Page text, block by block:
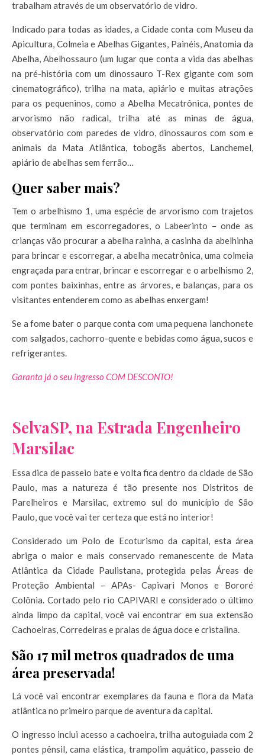
trabalham através de um observatório de vidro.
Indicado para todas as idades, a Cidade conta com Museu da
Apicultura, Colmeia e Abelhas Gigantes, Painéis, Anatomia da
Abelha, Abelhossauro (um lugar que conta a vida das abelhas
na pré-história com um dinossauro T-Rex gigante com som
cinematográfico), trilha na mata, apiário e muitas atrações
para os pequeninos, como a Abelha Mecatrônica, pontes de
arvorismo não radical, trilha até as minas de água,
observatório com paredes de vidro, dinossauros com som e
animais da Mata Atlântica, tobogãs abertos, Lanchemel,
apiário de abelhas sem ferrão…
Quer saber mais?
Tem o arbelhismo 1, uma espécie de arvorismo com trajetos
que terminam em escorregadores, o Labeerinto – onde as
crianças vão procurar a abelha rainha, a casinha da abelhinha
para brincar e escorregar, a abelha mecatrônica, uma colmeia
engraçada para entrar, brincar e escorregar e o arbelhismo 2,
com pontes baixinhas, entre as árvores, e balanças, para os
visitantes entenderem como as abelhas enxergam!
Se a fome bater o parque conta com uma pequena lanchonete
com salgados, cachorro-quente e bebidas como água, sucos e
refrigerantes.
Garanta já o seu ingresso COM DESCONTO!
SelvaSP, na Estrada Engenheiro
Marsilac
Essa dica de passeio bate e volta fica dentro da cidade de São
Paulo, mas a natureza é tão presente nos Distritos de
Parelheiros e Marsilac, extremo sul do município de São
Paulo, que você vai ter certeza que está no interior!
Considerado um Polo de Ecoturismo da capital, esta área
abriga o maior e mais conservado remanescente de Mata
Atlântica da Cidade Paulistana, protegida pelas Áreas de
Proteção Ambiental – APAs- Capivari Monos e Bororé
Colônia. Cortado pelo rio CAPIVARI e considerado o último
ainda limpo da capital, você vai encontrar em sua extensão
Cachoeiras, Corredeiras e praias de água doce e cristalina.
São 17 mil metros quadrados de uma
área preservada!
Lá você vai encontrar exemplares da fauna e flora da Mata
atlântica no primeiro parque de aventura da capital.
O ingresso inclui acesso a cachoeira, trilha autoguiada com 2
pontes pênsil, cama elástica, trampolim aquático, passeio de